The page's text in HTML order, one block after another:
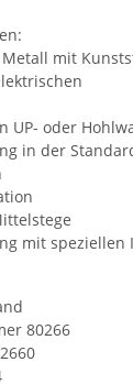
mit
UP- oder
in der
mit speziellen
80266